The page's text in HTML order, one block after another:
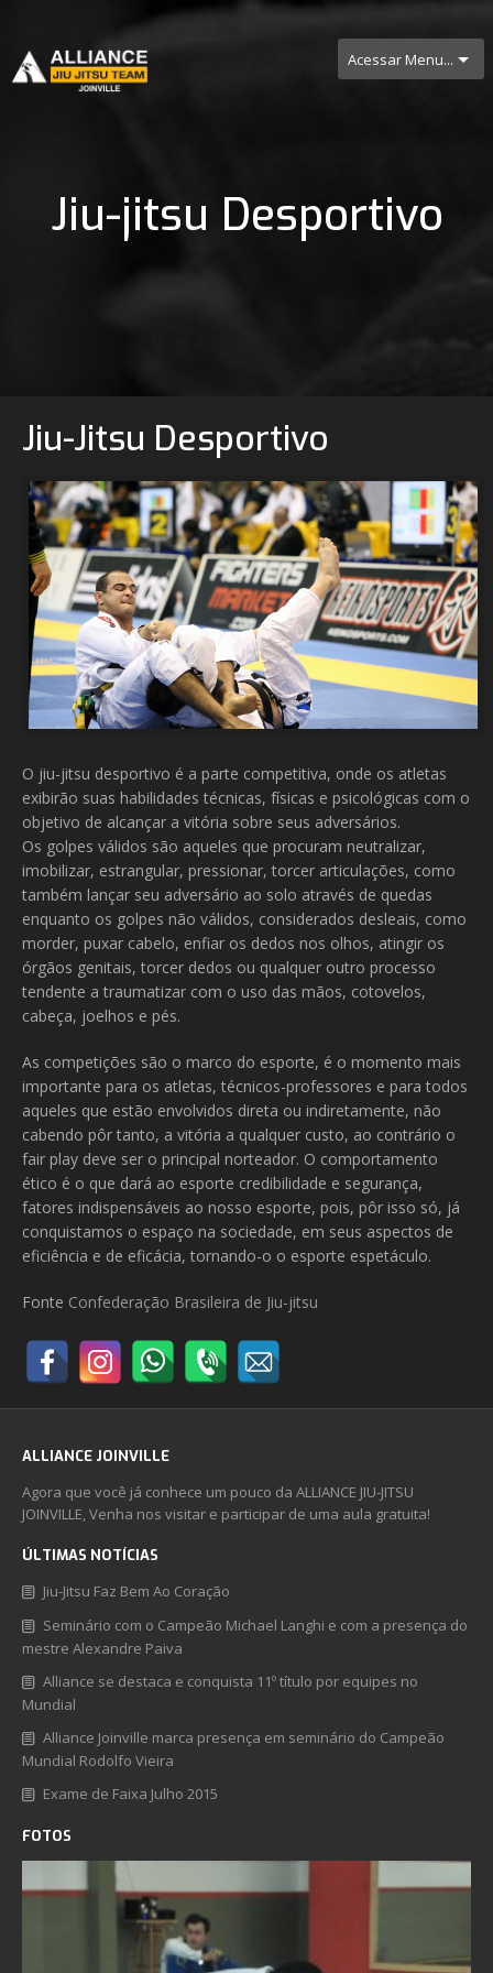
Acessar Menu...
Jiu-jitsu Desportivo
Jiu-Jitsu Desportivo
O jiu-jitsu desportivo é a parte competitiva, onde os atletas
exibirão suas habilidades técnicas, físicas e psicológicas com o
objetivo de alcançar a vitória sobre seus adversários.
Os golpes válidos são aqueles que procuram neutralizar,
imobilizar, estrangular, pressionar, torcer articulações, como
também lançar seu adversário ao solo através de quedas
enquanto os golpes não válidos, considerados desleais, como
morder, puxar cabelo, enfiar os dedos nos olhos, atingir os
órgãos genitais, torcer dedos ou qualquer outro processo
tendente a traumatizar com o uso das mãos, cotovelos,
cabeça, joelhos e pés.
As competições são o marco do esporte, é o momento mais
importante para os atletas, técnicos-professores e para todos
aqueles que estão envolvidos direta ou indiretamente, não
cabendo pôr tanto, a vitória a qualquer custo, ao contrário o
fair play deve ser o principal norteador. O comportamento
ético é o que dará ao esporte credibilidade e segurança,
fatores indispensáveis ao nosso esporte, pois, pôr isso só, já
conquistamos o espaço na sociedade, em seus aspectos de
eficiência e de eficácia, tornando-o o esporte espetáculo.
Fonte Confederação Brasileira de Jiu-jitsu
ALLIANCE JOINVILLE
Agora que você já conhece um pouco da ALLIANCE JIU-JITSU
JOINVILLE, Venha nos visitar e participar de uma aula gratuita!
ÚLTIMAS NOTÍCIAS
Jiu-Jitsu Faz Bem Ao Coração
Seminário com o Campeão Michael Langhi e com a presença do
mestre Alexandre Paiva
Alliance se destaca e conquista 11º título por equipes no
Mundial
Alliance Joinville marca presença em seminário do Campeão
Mundial Rodolfo Vieira
Exame de Faixa Julho 2015
FOTOS